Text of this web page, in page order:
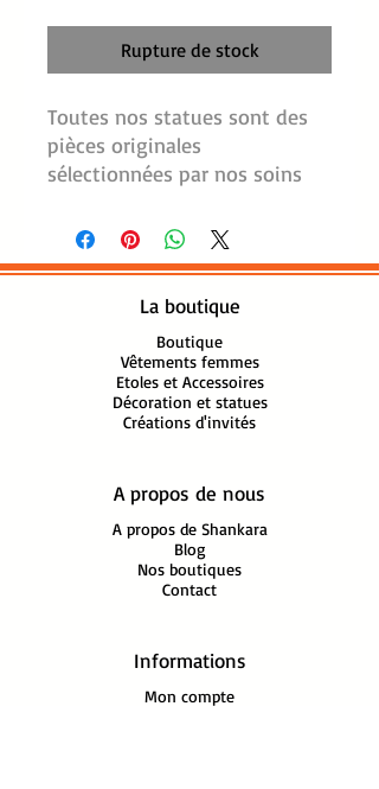
Rupture de stock
Toutes nos statues sont des
pièces originales
sélectionnées par nos soins
détails et la qualité de leurs
fabrications. Réf:N302
Poids:0.39Kg
La boutique
Boutique
Vêtements femmes
Etoles et Accessoires
Décoration et statues
Créations d'invités
A propos de nous
A propos de Shankara
Blog
Nos boutiques
Contact
Informations
Mon compte